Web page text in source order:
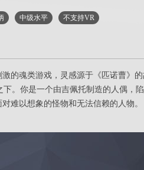
中级水平 不支持VR
魂类游戏，灵感源于《匹诺曹》的
下。你是一个由吉佩托制造的人偶，
难以想象的怪物和无法信赖的人物。